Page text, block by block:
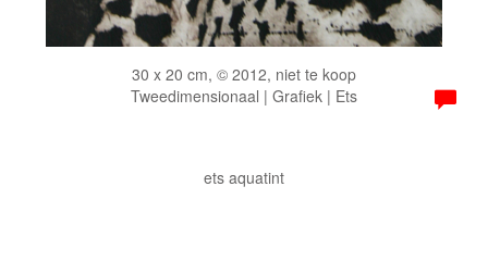
30 x 20 cm, © 2012, niet te koop
Tweedimensionaal | Grafiek | Ets
ets aquatint